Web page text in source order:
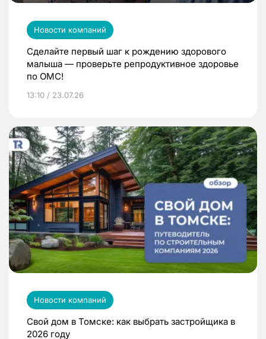
Новости компаний
Сделайте первый шаг к рождению здорового
малыша — проверьте репродуктивное здоровье
по ОМС!
13:10 / 23.07.26
Новости компаний
Свой дом в Томске: как выбрать застройщика в
2026 году